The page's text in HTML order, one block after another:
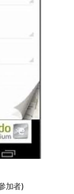
加者)